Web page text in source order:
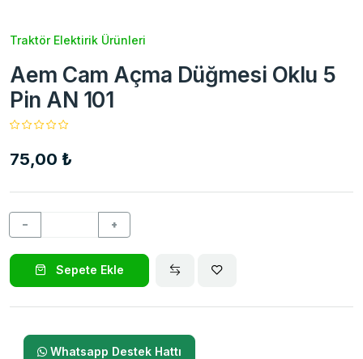
Traktör Elektirik Ürünleri
Aem Cam Açma Düğmesi Oklu 5
Pin AN 101
75,00 ₺
− +
Sepete Ekle
Whatsapp Destek Hattı